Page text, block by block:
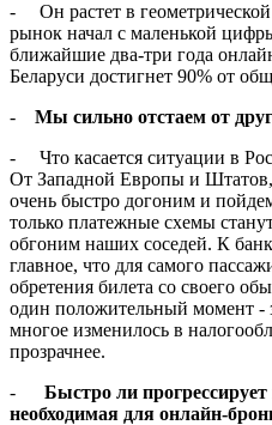
- Он растет в
рынок начал с маленькой
ближайшие два-три года
Беларуси достигнет 90% от
- Мы сильно отстаем от
- Что касается ситуации в
От Западной Европы и
очень быстро догоним и
только платежные схемы
обгоним наших соседей. К
главное, что для самого
обретения билета со своего
один положительный момент -
многое из­менилось в
прозрачнее.
- Быстро ли
необходи­мая для онлайн-